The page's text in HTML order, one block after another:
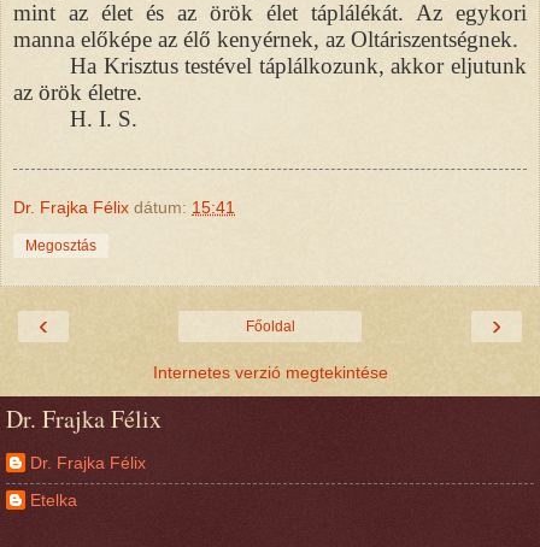
mint az élet és az örök élet táplálékát. Az egykori
manna előképe az élő kenyérnek, az Oltáriszentségnek.
Ha Krisztus testével táplálkozunk, akkor eljutunk
az örök életre.
H. I. S.
Dr. Frajka Félix dátum: 15:41
Megosztás
‹ ›
Főoldal
Internetes verzió megtekintése
Dr. Frajka Félix
Dr. Frajka Félix
Etelka